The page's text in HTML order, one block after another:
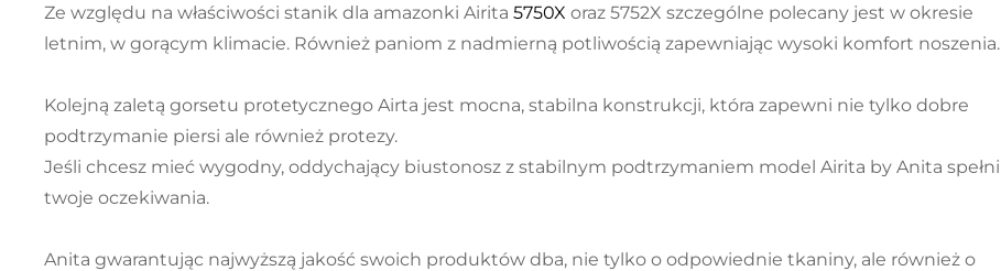
Ze względu na właściwości stanik dla amazonki Airita 5750X oraz 5752X szczególne polecany jest w okresie
letnim, w gorącym klimacie. Również paniom z nadmierną potliwością zapewniając wysoki komfort noszenia.
Kolejną zaletą gorsetu protetycznego Airta jest mocna, stabilna konstrukcji, która zapewni nie tylko dobre
podtrzymanie piersi ale również protezy.
Jeśli chcesz mieć wygodny, oddychający biustonosz z stabilnym podtrzymaniem model Airita by Anita spełni
twoje oczekiwania.
Anita gwarantując najwyższą jakość swoich produktów dba, nie tylko o odpowiednie tkaniny, ale również o